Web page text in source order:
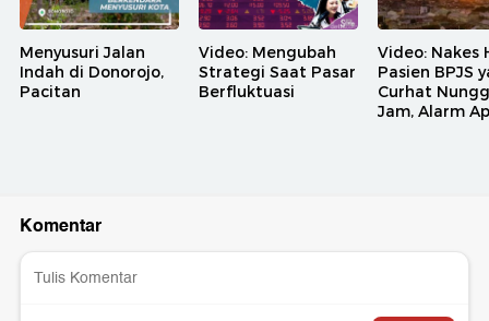
Menyusuri Jalan
Indah di Donorojo,
Pacitan
Video: Mengubah
Strategi Saat Pasar
Berfluktuasi
Video: Nakes
Pasien BPJS
Curhat
Jam, Alarm